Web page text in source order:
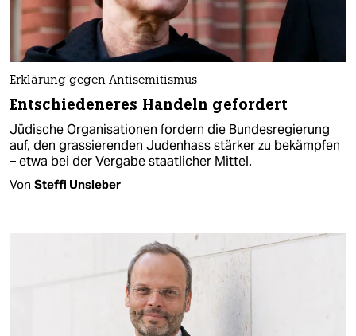
Erklärung gegen Antisemitismus
Entschiedeneres Handeln gefordert
Jüdische Organisationen fordern die Bundesregierung
auf, den grassierenden Judenhass stärker zu bekämpfen
– etwa bei der Vergabe staatlicher Mittel.
Von Steffi Unsleber